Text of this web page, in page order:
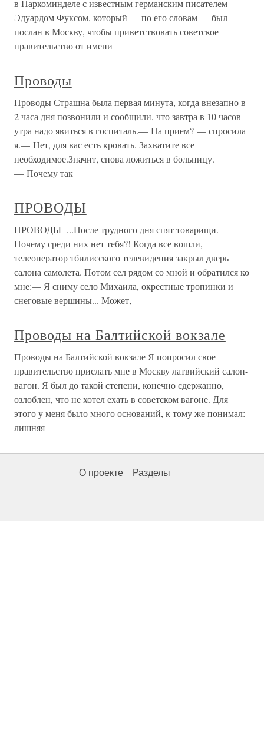
в Наркоминделе с известным германским писателем
Эдуардом Фуксом, который — по его словам — был
послан в Москву, чтобы приветствовать советское
правительство от имени
Проводы
Проводы Страшна была первая минута, когда внезапно в
2 часа дня позвонили и сообщили, что завтра в 10 часов
утра надо явиться в госпиталь.— На прием? — спросила
я.— Нет, для вас есть кровать. Захватите все
необходимое.Значит, снова ложиться в больницу.
— Почему так
ПРОВОДЫ
ПРОВОДЫ ...После трудного дня спят товарищи.
Почему среди них нет тебя?! Когда все вошли,
телеоператор тбилисского теле­видения закрыл дверь
салона самолета. Потом сел рядом со мной и обратился ко
мне:— Я сниму село Михаила, окрестные тропинки и
снеговые вершины... Может,
Проводы на Балтийской вокзале
Проводы на Балтийской вокзале Я попросил свое
правительство прислать мне в Москву латвийский салон-
вагон. Я был до такой степени, конечно сдержанно,
озлоблен, что не хотел ехать в советском вагоне. Для
этого у меня было много оснований, к тому же понимал:
лишняя
О проекте Разделы